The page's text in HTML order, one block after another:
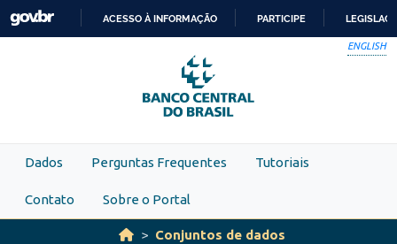
Skip to main content
PARA
O
CONTEÚDO
ACESSO À INFORMAÇÃO PARTICIPE
ENGLISH
Dados Perguntas Frequentes Tutoriais
Contato Sobre o Portal
Conjuntos de dados